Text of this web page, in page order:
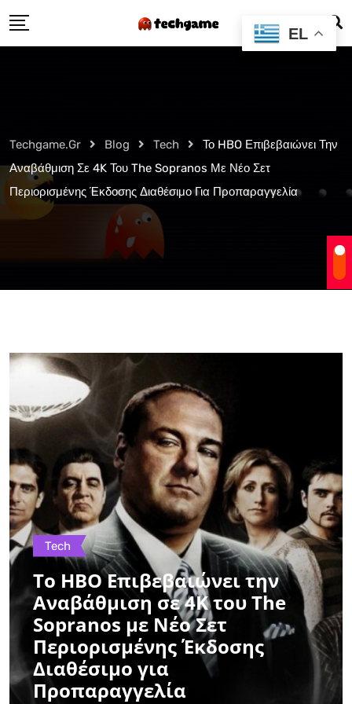
to
Techgame.gr Blog Tech
Το HBO Επιβεβαιώνει Την
Αναβάθμιση Σε 4K Του The Sopranos Με Νέο Σετ
Περιορισμένης Έκδοσης Διαθέσιμο Για Προπαραγγελία
Tech
Το HBO Επιβεβαιώνει την
Αναβάθμιση σε 4K του The
Sopranos με Νέο Σετ
Περιορισμένης Έκδοσης
Διαθέσιμο για
Προπαραγγελία
EL